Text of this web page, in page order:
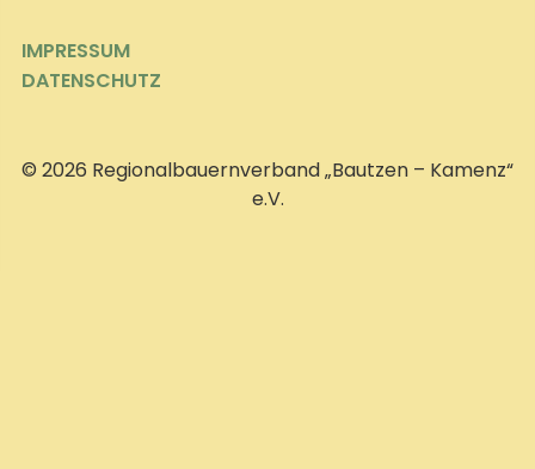
IMPRESSUM
DATENSCHUTZ
© 2026 Regionalbauernverband „Bautzen – Kamenz“
e.V.